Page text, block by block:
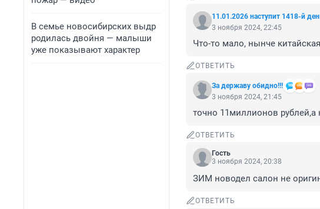
В семье новосибирских выдр
родилась двойня — малыши
уже показывают характер
11.01.2026 наступит 1418-й
3 ноября 2024, 22:45
Что-то мало, нынче
ОТВЕТИТЬ
За державу обидно!!!
3 ноября 2024, 21:45
точно 11миллионов рублей,а
ОТВЕТИТЬ
Гость
3 ноября 2024, 20:38
ЗИМ новодел салон не
ОТВЕТИТЬ